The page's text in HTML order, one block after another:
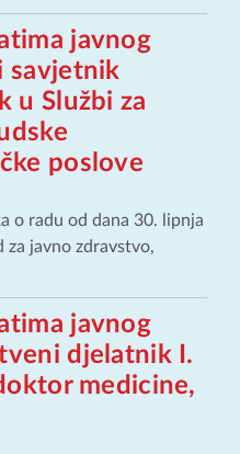
javnog
savjetnik
u Službi za
poslove
o radu od dana 30. lipnja
za javno zdravstvo,
javnog
djelatnik I.
medicine,